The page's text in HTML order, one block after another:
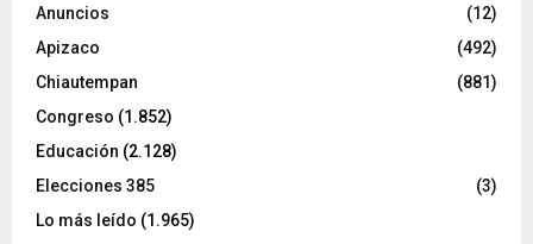
Anuncios
(12)
Apizaco
(492)
Chiautempan
(881)
Congreso (1.852)
Educación (2.128)
Elecciones 385
(3)
Lo más leído (1.965)